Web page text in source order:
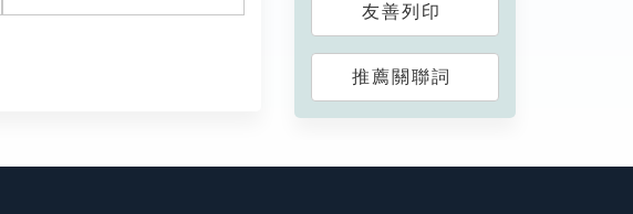
友善列印
推薦關聯詞